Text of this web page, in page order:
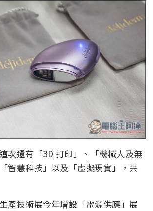
次還有「3D 打印」、「機械人及無
智慧科技」以及「虛擬現實」，共
產技術展今年增設「電源供應」展